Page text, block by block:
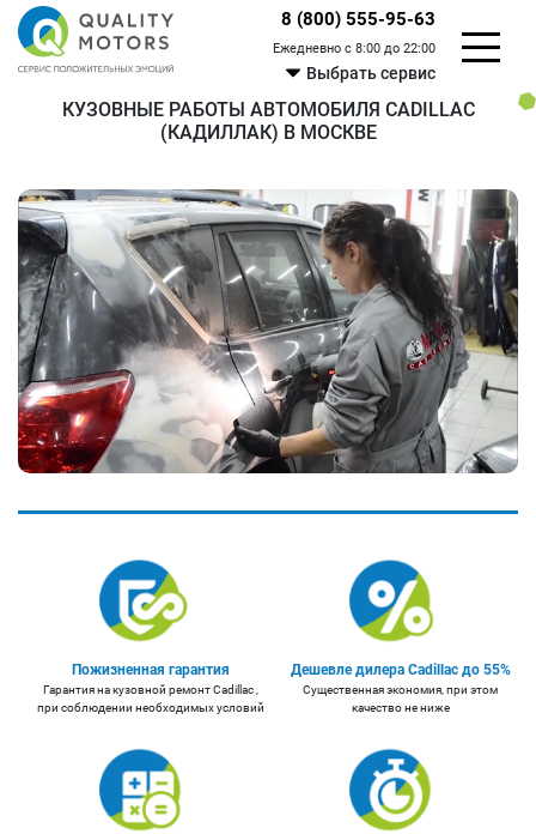
8 (800) 555-95-63
Ежедневно с 8:00 до 22:00
Выбрать сервис
КУЗОВНЫЕ РАБОТЫ АВТОМОБИЛЯ CADILLAC
(КАДИЛЛАК) В МОСКВЕ
Пожизненная гарантия
Гарантия на кузовной ремонт Cadillac ,
при соблюдении необходимых условий
Дешевле дилера Cadillac до 55%
Существенная экономия, при этом
качество не ниже